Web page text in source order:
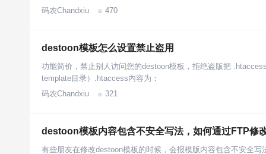
码农Chandxiu
 470
destoon模板怎么设置禁止盗用
功能简价，禁止别人访问您的destoon模板，拒绝盗版把
template目录）.htaccess内容为：
码农Chandxiu
 321
destoon模板内容包含不安全写法，如何通过FTP修
有些朋友在修改destoon模板的时候，会报模版内容包含不安全